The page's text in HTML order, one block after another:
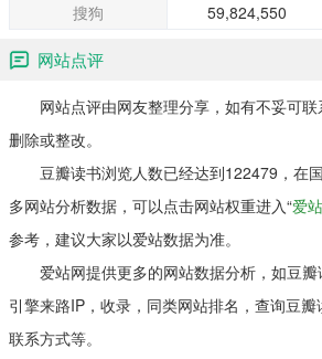
搜狗
59,824,550
网站点评
网站点评由网友整理分享，如有不妥可联
删除或整改。
豆瓣读书浏览人数已经达到122479，在
多网站分析数据，可以点击网站权重进入“爱
参考，建议大家以爱站数据为准。
爱站网提供更多的网站数据分析，如豆瓣
引擎来路IP，收录，同类网站排名，查询豆瓣
联系方式等。